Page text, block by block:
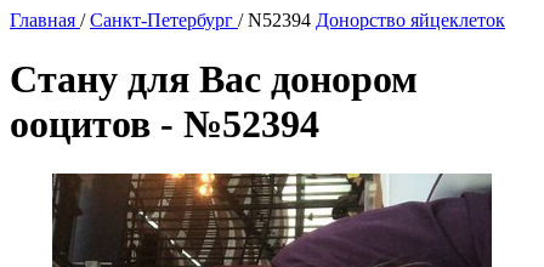
Главная / Санкт-Петербург /N52394 Донорство яйцеклеток
Стану для Вас донором
ооцитов - №52394